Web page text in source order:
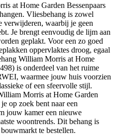
at Home Garden Bessenpaars
Vliesbehang is zowel
verwijderen, waarbij je geen
Je brengt eenvoudig de lijm aan
geplakt. Voor een zo goed
oppervlaktes droog, egaal
William Morris at Home
is onderdeel van het ruime
waarmee jouw huis voorzien
of een sfeervolle stijl.
Morris at Home Garden
op zoek bent naar een
jouw kamer een nieuwe
woontrends. Dit behang is
te bestellen.